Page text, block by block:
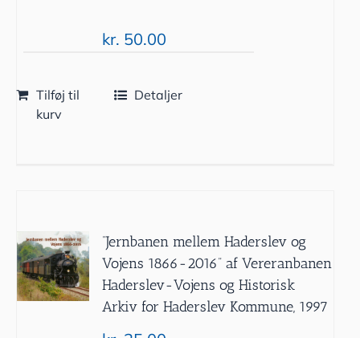
kr. 50.00
Tilføj til
kurv
Detaljer
”Jernbanen mellem Haderslev og
Vojens 1866-2016” af Vereranbanen
Haderslev-Vojens og Historisk
Arkiv for Haderslev Kommune, 1997